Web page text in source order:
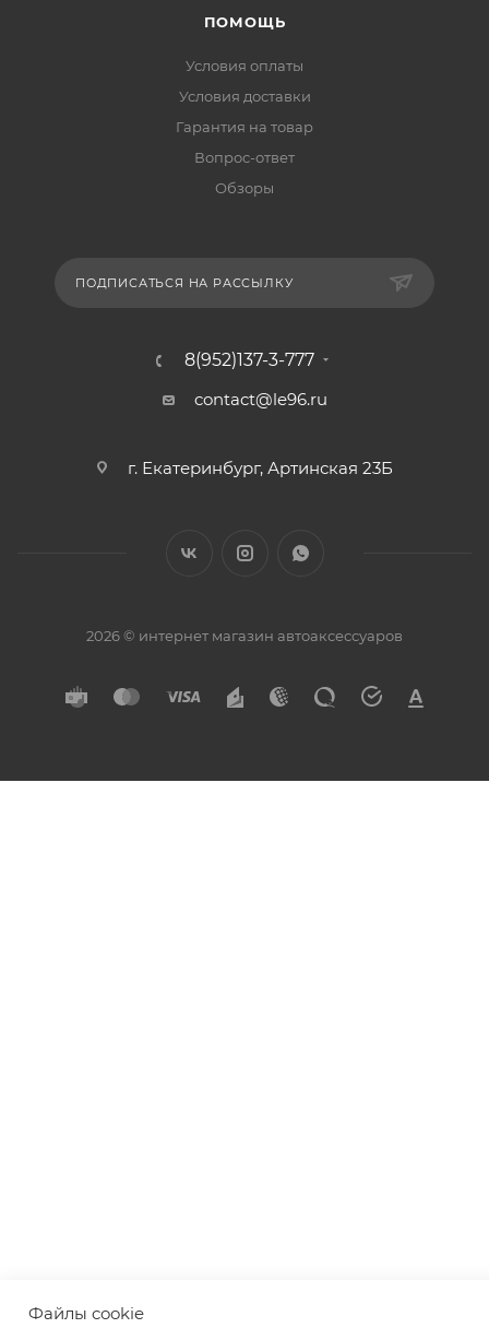
ПОМОЩЬ
Условия оплаты
Условия доставки
Гарантия на товар
Вопрос-ответ
Обзоры
ПОДПИСАТЬСЯ НА РАССЫЛКУ
8(952)137-3-777
contact@le96.ru
г. Екатеринбург, Артинская 23Б
2026 © интернет магазин автоаксессуаров
Файлы cookie